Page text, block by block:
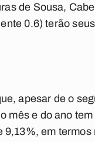
de Sousa,
0.6) terão
apesar de o
mês e do ano
9,13%, em